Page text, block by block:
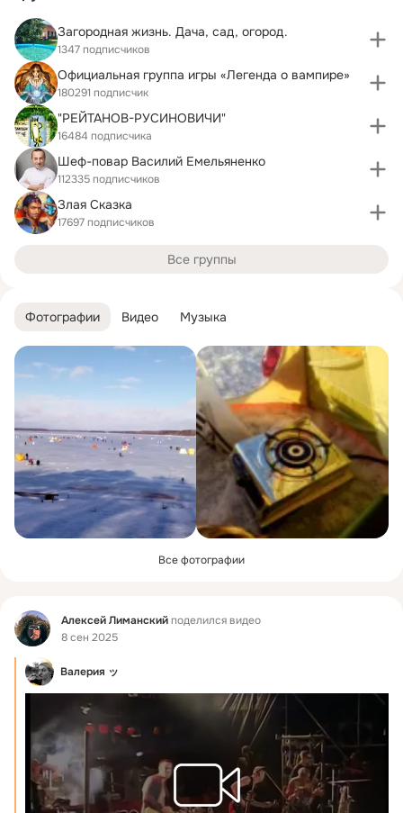
Фотографии Видео Музыка
Все фотографии
Фид Алексей Лиманскийподелился видео
8 сен 2025
Валерия ッ
Загородная жизнь. Дача, сад, огород.
1347 подписчиков
Официальная группа игры «Легенда о вампире»
180291 подписчик
"РЕЙТАНОВ-РУСИНОВИЧИ"
16484 подписчика
Шеф-повар Василий Емельяненко
112335 подписчиков
Злая Сказка
17697 подписчиков
Все группы